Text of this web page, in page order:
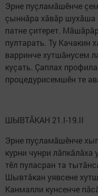
Эрне пуçламăшӗнче
çыннăра хăвăр шухăша
патне çитерет.
пултарать. Ту Качакин
варринче хутшăнусем
куçать. Çаплах
процедурисемшӗн те
ШЫВТĂКАН 21.I-19.II
Эрне пуçламăшӗнче
курни чунри
тӗл пуласран та
Шывтăкан уявсене
Канмалли кунсенче